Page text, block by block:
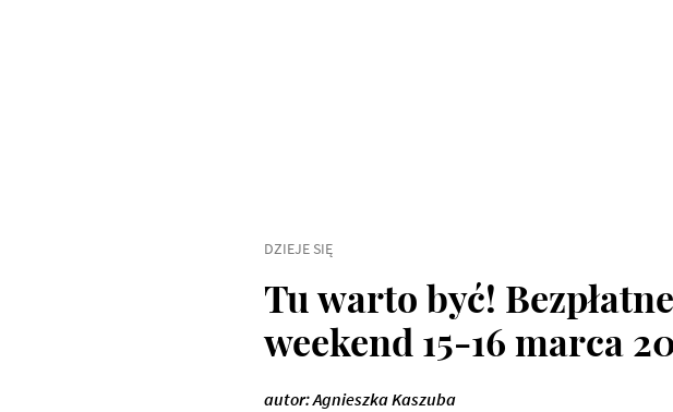
DZIEJE SIĘ
Tu warto być!
weekend 15-16 marca
autor: Agnieszka Kaszuba